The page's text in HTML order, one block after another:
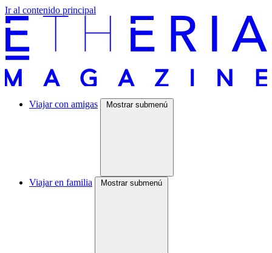
Ir al contenido principal
Viajar con amigas Mostrar submenú
Viajar en familia Mostrar submenú